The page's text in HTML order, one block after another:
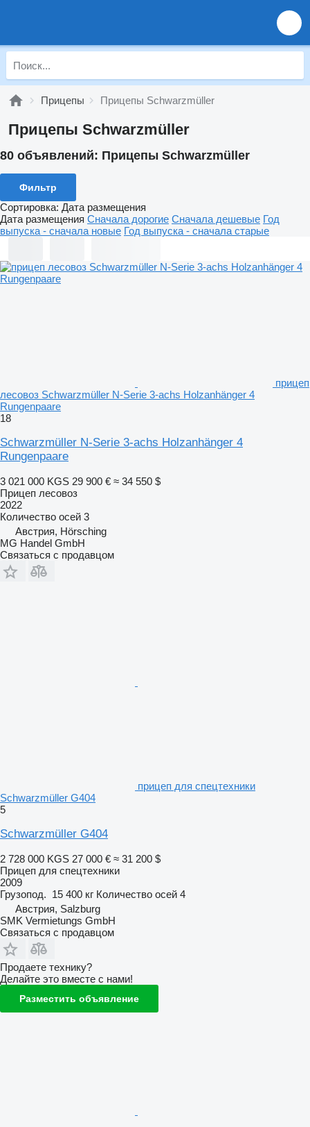
Прицепы Прицепы Schwarzmüller
Прицепы Schwarzmüller
80 объявлений: Прицепы Schwarzmüller
Фильтр
Сортировка: Дата размещения
Дата размещения Сначала дорогие Сначала дешевые Год
выпуска - сначала новые Год выпуска - сначала старые
прицеп
лесовоз Schwarzmüller N-Serie 3-achs Holzanhänger 4
Rungenpaare
18
Schwarzmüller N-Serie 3-achs Holzanhänger 4
Rungenpaare
3 021 000 KGS 29 900 € ≈ 34 550 $
Прицеп лесовоз
2022
Количество осей 3
Австрия, Hörsching
MG Handel GmbH
Связаться с продавцом
прицеп для спецтехники
Schwarzmüller G404
5
Schwarzmüller G404
2 728 000 KGS 27 000 € ≈ 31 200 $
Прицеп для спецтехники
2009
Грузопод. 15 400 кг Количество осей 4
Австрия, Salzburg
SMK Vermietungs GmbH
Связаться с продавцом
Продаете технику?
Делайте это вместе с нами!
Разместить объявление